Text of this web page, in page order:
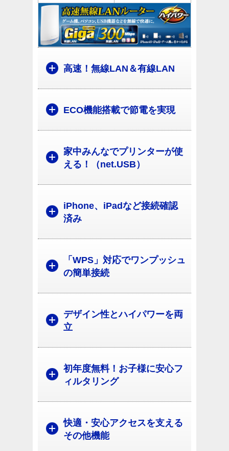
高速！無線LAN＆有線LAN
ECO機能搭載で節電を実現
家中みんなでプリンターが使
える！（net.USB）
iPhone、iPadなど接続確認
済み
「WPS」対応でワンプッシュ
の簡単接続
デザイン性とハイパワーを両
立
初年度無料！お子様に安心フ
ィルタリング
快適・安心アクセスを支える
その他機能